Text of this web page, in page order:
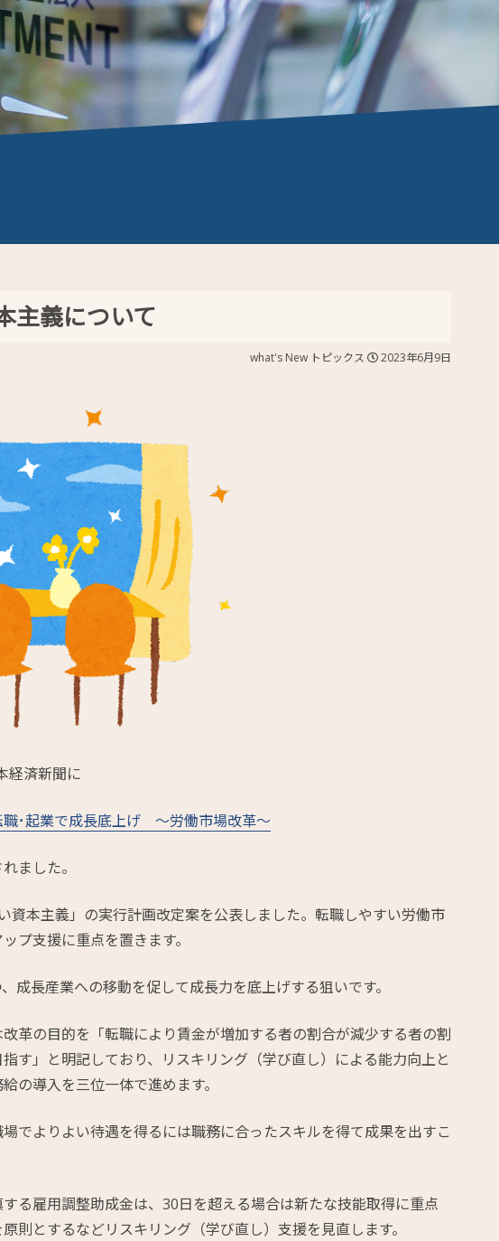
主義について
what's New トピックス 2023年6月9日
経済新聞に
職･起業で成長底上げ ～労働市場改革～
ました。
資本主義」の実行計画改定案を公表しました。転職しやすい労働市
プ支援に重点を置きます。
成長産業への移動を促して成長力を底上げする狙いです。
革の目的を「転職により賃金が増加する者の割合が減少する者の割
す」と明記しており、リスキリング（学び直し）による能力向上と
の導入を三位一体で進めます。
でよりよい待遇を得るには職務に合ったスキルを得て成果を出すこ
る雇用調整助成金は、30日を超える場合は新たな技能取得に重点
則とするなどリスキリング（学び直し）支援を見直します。